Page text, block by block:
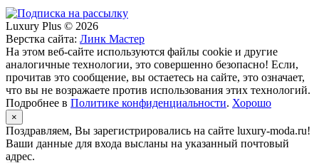
Luxury Plus © 2026
Верстка сайта: Линк Мастер
На этом веб-сайте используются файлы cookie и другие
аналогичные технологии, это совершенно безопасно! Если,
прочитав это сообщение, вы остаетесь на сайте, это означает,
что вы не возражаете против использования этих технологий.
Подробнее в Политике конфиденциальности. Хорошо
×
Поздравляем, Вы зарегистрировались на сайте luxury-moda.ru!
Ваши данные для входа высланы на указанный почтовый
адрес.